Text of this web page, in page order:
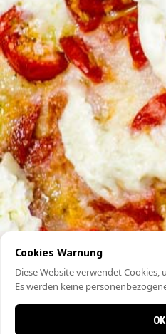
Cookies Warnung
Diese Website verwendet
Es werden keine
OK